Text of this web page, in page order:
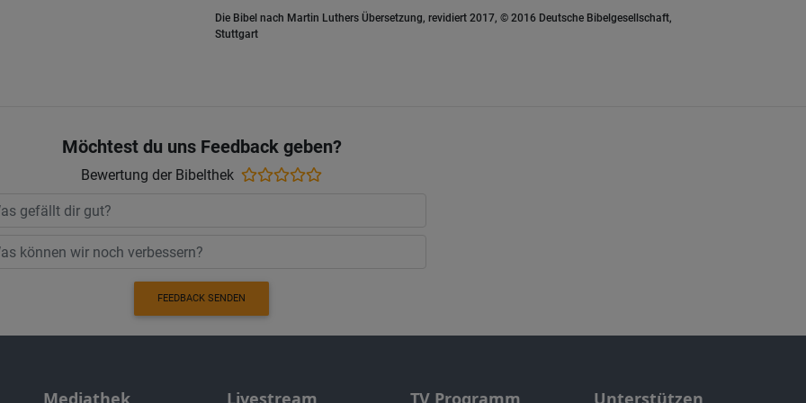
Die Bibel nach Martin Luthers Übersetzung, revidiert 2017, © 2016 Deutsche Bibelgesellschaft,
Stuttgart
Möchtest du uns Feedback geben?
Bewertung der Bibelthek
FEEDBACK SENDEN